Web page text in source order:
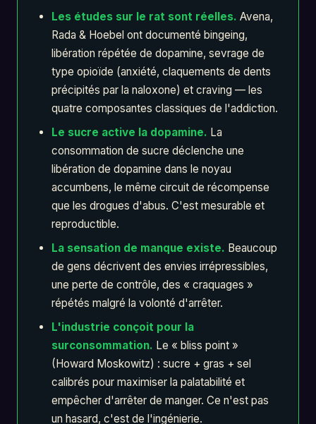
Les études sur le rat sont réelles. Avena,
Rada & Hoebel ont documenté bingeing,
libération répétée de dopamine, sevrage de
type opioïde (anxiété, claquements de dents
précipités par la naloxone) et craving — les
quatre composantes classiques de l'addiction.
Le sucre active la dopamine. La
consommation de sucre déclenche une
libération de dopamine dans le noyau
accumbens, le même circuit de récompense
que les drogues d'abus. C'est mesurable et
reproductible.
La sensation de manque existe. Beaucoup
de gens décrivent des envies irrépressibles,
une perte de contrôle, des « craquages »
répétés malgré la volonté d'arrêter.
L'industrie conçoit pour la
surconsommation. Le « bliss point »
(Howard Moskowitz) : sucre + gras + sel
calibrés pour maximiser la palatabilité et
empêcher d'arrêter de manger. Ce n'est pas
un hasard, c'est de l'ingénierie.